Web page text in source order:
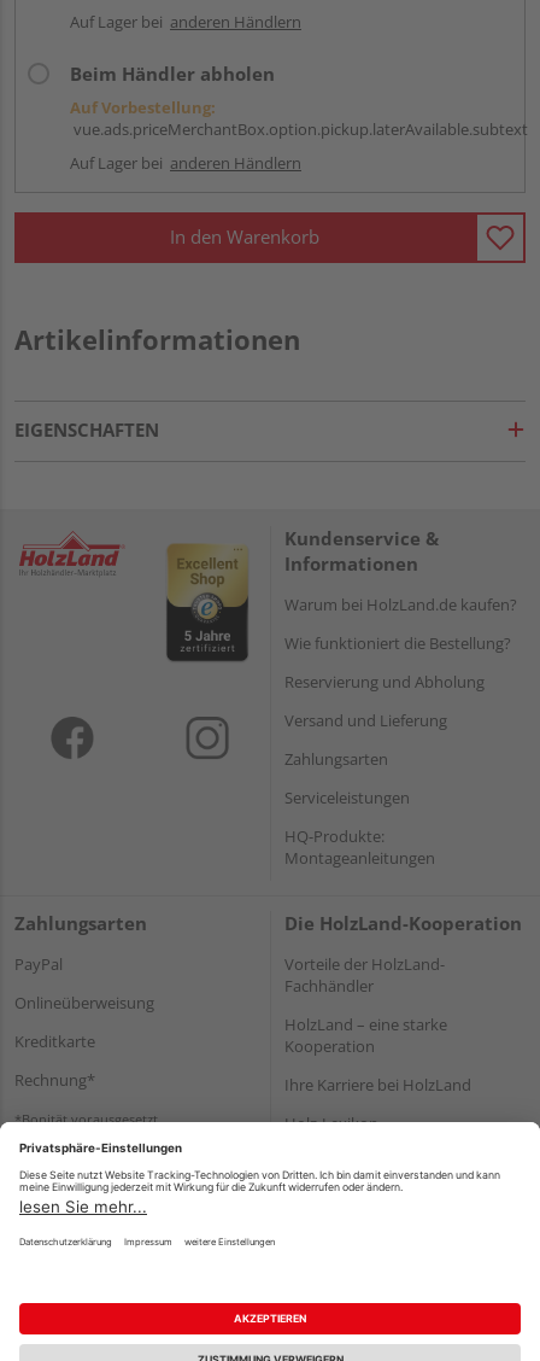
Auf Lager bei anderen Händlern
Beim Händler abholen
Auf Vorbestellung:
vue.ads.priceMerchantBox.option.pickup.laterAvailable.subtext
Auf Lager bei anderen Händlern
In den Warenkorb
Artikelinformationen
EIGENSCHAFTEN
Kundenservice &
Informationen
Warum bei HolzLand.de kaufen?
Wie funktioniert die Bestellung?
Reservierung und Abholung
Versand und Lieferung
Zahlungsarten
Serviceleistungen
HQ-Produkte:
Montageanleitungen
Zahlungsarten
PayPal
Onlineüberweisung
Kreditkarte
Rechnung*
*Bonität vorausgesetzt
Die HolzLand-Kooperation
Vorteile der HolzLand-
Fachhändler
HolzLand – eine starke
Kooperation
Ihre Karriere bei HolzLand
Holz-Lexikon
Impressum Datenschutz
Nutzungsbedingungen
Barrierefreiheitserklärung
Vertrag widerrufen